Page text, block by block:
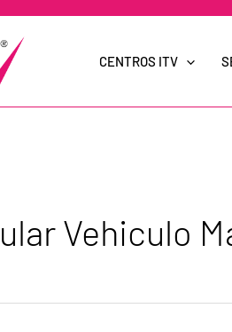
CENTROS ITV
Vehiculo